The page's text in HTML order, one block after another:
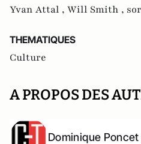
Yvan Attal , Will Smith ,
THEMATIQUES
Culture
A PROPOS DES
Dominique